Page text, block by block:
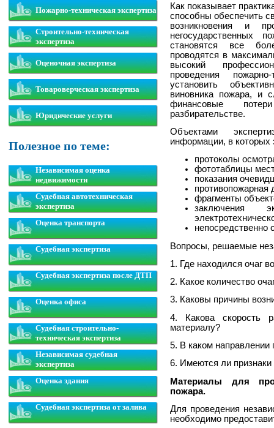
Пожарно-техническая экспертиза
Строительно-техническая
экспертиза
Оценочная экспертиза
Товароверческая экспертиза
Юридические услуги
Полезное по теме:
Независимая оценка
недвижимости
Судебная автотехническая
экспертиза
Оценка транспорта
Судебная экспертиза
Судебная экспертиза после ДТП
Оценка офиса
Судебная строительно-
техническая экспертиза
Независимая судебная
экспертиза
Оценка здания
Судебная экспертиза от залива
Как показывает
способны обеспечить
возникновения и
негосударственных
становятся все
проводятся в
высокий
проведения
установить
виновника пожара, и
финансовые
разбирательстве.
Объектами
информации, в
протоколы
фототаблицы
показания
противопожарная
фрагменты
заключения
непосредственно
Вопросы, решаемые
1. Где находился очаг
2. Какое количество
3. Каковы причины
4. Какова скорость
материалу?
5. В каком направлении
6. Имеются ли признаки
Материалы для
пожара.
Для проведения
необходимо